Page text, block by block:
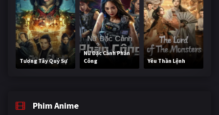
Tương Tây Quỷ Sự
Nữ Đặc Cảnh Phản
Công
Yêu Thần Lệnh
Phim Anime